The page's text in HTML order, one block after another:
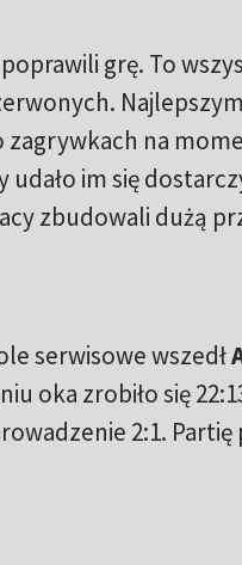
grę. To
Najlepszym
zagrywkach na
im się
zbudowali dużą
serwisowe wszedł
oka zrobiło się
2:1. Partię